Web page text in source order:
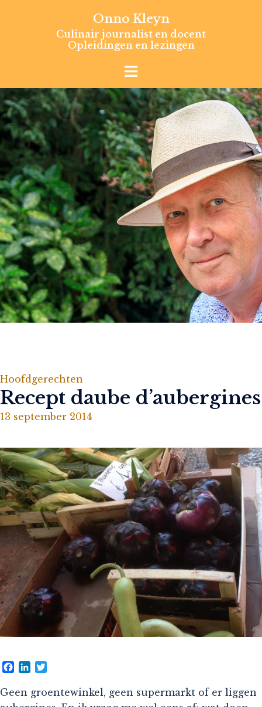
Onno Kleyn
Culinair journalist en docent
Opleidingen en lezingen
Hoofdgerechten
Recept daube d’aubergines
13 september 2014
Facebook
LinkedIn
Geen groentewinkel, geen supermarkt of er liggen